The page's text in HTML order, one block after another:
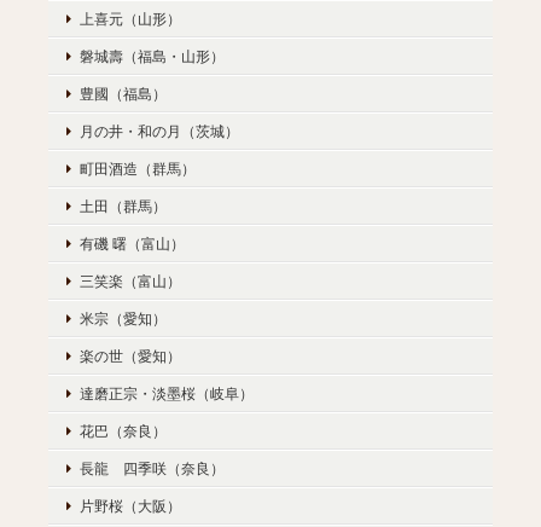
上喜元（山形）
磐城壽（福島・山形）
豊國（福島）
月の井・和の月（茨城）
町田酒造（群馬）
土田（群馬）
有磯 曙（富山）
三笑楽（富山）
米宗（愛知）
楽の世（愛知）
達磨正宗・淡墨桜（岐阜）
花巴（奈良）
長龍 四季咲（奈良）
片野桜（大阪）